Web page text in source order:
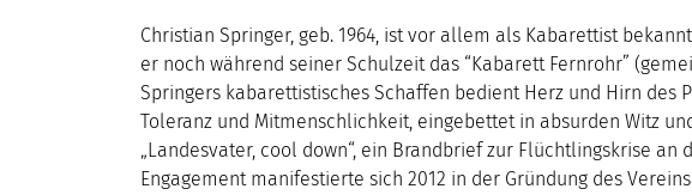
Christian Springer, geb. 1964, ist vor allem als Kabarettist
er noch während seiner Schulzeit das “Kabarett Fernrohr”
Springers kabarettistisches Schaffen bedient Herz und Hirn
Toleranz und Mitmenschlichkeit, eingebettet in absurden Witz
„Landesvater, cool down“, ein Brandbrief zur Flüchtlingskrise
Engagement manifestierte sich 2012 in der Gründung des